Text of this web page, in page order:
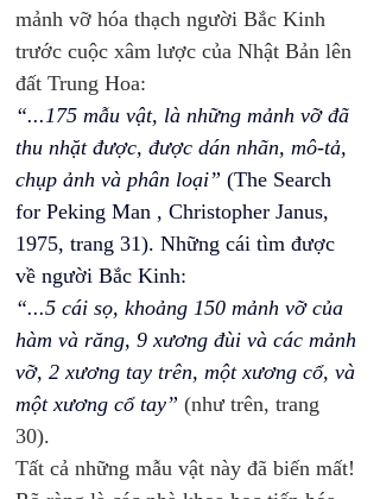
mảnh vỡ hóa thạch người Bắc Kinh
trước cuộc xâm lược của Nhật Bản lên
đất Trung Hoa:
“...175 mẫu vật, là những mảnh vỡ đã
thu nhặt được, được dán nhãn, mô-tả,
chụp ảnh và phân loại” (The Search
for Peking Man , Christopher Janus,
1975, trang 31). Những cái tìm được
về người Bắc Kinh:
“...5 cái sọ, khoảng 150 mảnh vỡ của
hàm và răng, 9 xương đùi và các mảnh
vỡ, 2 xương tay trên, một xương cổ, và
một xương cổ tay” (như trên, trang
30).
Tất cả những mẫu vật này đã biến mất!